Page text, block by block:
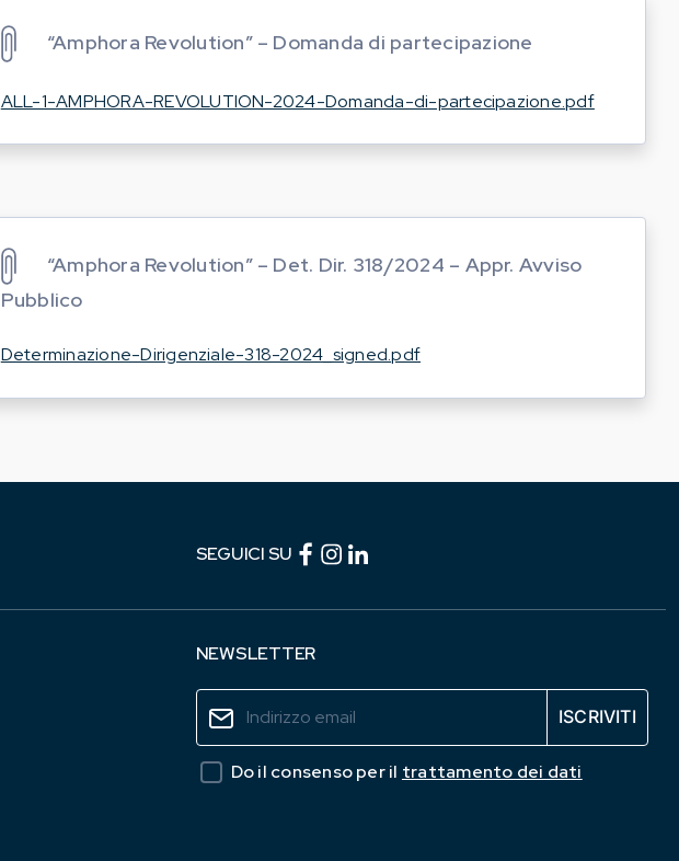
“Amphora Revolution” – Domanda di partecipazione
ALL-1-AMPHORA-REVOLUTION-2024-Domanda-di-partecipazione.pdf
“Amphora Revolution” – Det. Dir. 318/2024 – Appr. Avviso
Pubblico
Determinazione-Dirigenziale-318-2024_signed.pdf
SEGUICI SU Facebook (link esterno)
Instagram (link esterno)
NEWSLETTER
Do il consenso per il trattamento dei dati